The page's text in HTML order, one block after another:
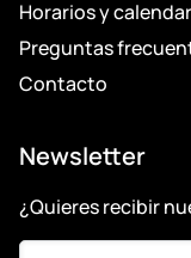
Horarios y
Preguntas
Contacto
Newsletter
¿Quieres recibir